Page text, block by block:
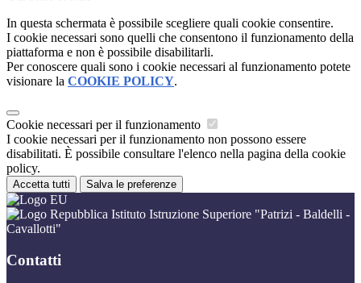
In questa schermata è possibile scegliere quali cookie consentire.
I cookie necessari sono quelli che consentono il funzionamento della
piattaforma e non è possibile disabilitarli.
Per conoscere quali sono i cookie necessari al funzionamento potete
visionare la COOKIE POLICY.
Cookie necessari per il funzionamento
I cookie necessari per il funzionamento non possono essere
disabilitati. È possibile consultare l'elenco nella pagina della cookie
policy.
Accetta tutti Salva le preferenze
Istituto Istruzione Superiore "Patrizi - Baldelli -
Cavallotti"
Contatti